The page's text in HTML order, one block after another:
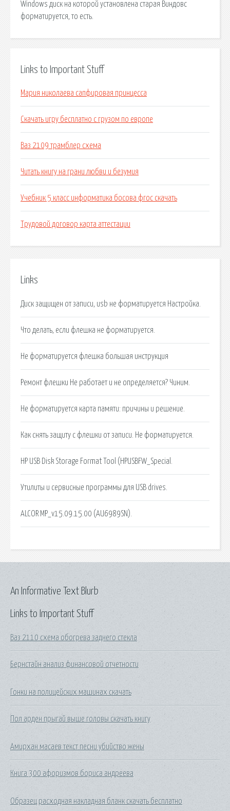
Windows диск на которой установлена старая Виндовс
форматируется, то есть.
Links to Important Stuff
Мария николаева сапфировая принцесса
Скачать игру бесплатно с грузом по европе
Ваз 2109 трамблер схема
Читать книгу на грани любви и безумия
Учебник 5 класс информатика босова фгос скачать
Трудовой договор карта аттестации
Links
Диск защищен от записи, usb не форматируется Настройка.
Что делать, если флешка не форматируется.
Не форматируется флешка большая инструкция
Ремонт флешки Не работает и не определяется? Чиним.
Не форматируется карта памяти: причины и решение.
Как снять защиту с флешки от записи. Не форматируется.
HP USB Disk Storage Format Tool (HPUSBFW_Special.
Утилиты и сервисные программы для USB drives.
ALCOR MP_v15.09.15.00 (AU6989SN).
Links to Important Stuff
Ваз 2110 схема обогрева заднего стекла
Бернстайн анализ финансовой отчетности
Гонки на полицейских машинах скачать
Пол арден прыгай выше головы скачать книгу
Амирхан масаев текст песни убийство жены
Книга 300 афоризмов бориса андреева
Образец расходная накладная бланк скачать бесплатно
An Informative Text Blurb